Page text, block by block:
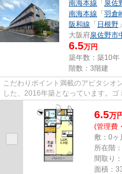
南海本線 「 泉佐
南海本線 「 羽倉
阪和線 「 日根野
大阪府泉佐野市
6.5万円
築年数：築10年
階数：3階建
こだわりポイント満載のアビタシオ
した、2016年築となっています。
済むゴミ置き場を共用部に付...
6.5万
(管理費
敷：0ヶ
所在階
間取り
面積：